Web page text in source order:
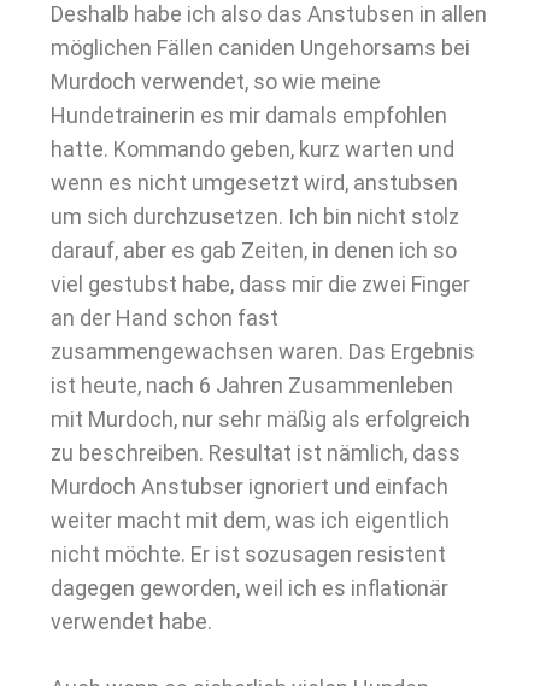
Deshalb habe ich also das Anstubsen in allen
möglichen Fällen caniden Ungehorsams bei
Murdoch verwendet, so wie meine
Hundetrainerin es mir damals empfohlen
hatte. Kommando geben, kurz warten und
wenn es nicht umgesetzt wird, anstubsen
um sich durchzusetzen. Ich bin nicht stolz
darauf, aber es gab Zeiten, in denen ich so
viel gestubst habe, dass mir die zwei Finger
an der Hand schon fast
zusammengewachsen waren. Das Ergebnis
ist heute, nach 6 Jahren Zusammenleben
mit Murdoch, nur sehr mäßig als erfolgreich
zu beschreiben. Resultat ist nämlich, dass
Murdoch Anstubser ignoriert und einfach
weiter macht mit dem, was ich eigentlich
nicht möchte. Er ist sozusagen resistent
dagegen geworden, weil ich es inflationär
verwendet habe.